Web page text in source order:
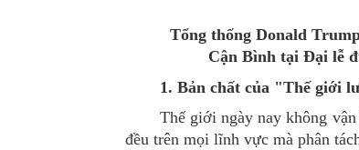
Tổng thống Donald
Cận Bình tại Đại lễ
1. Bản chất của "Thế giới
Thế giới ngày nay không
đều trên mọi lĩnh vực mà phân